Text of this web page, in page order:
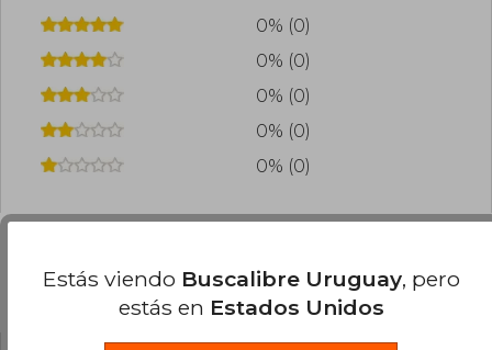
0% (0)
0% (0)
0% (0)
0% (0)
0% (0)
Preguntas frecuentes sobre el libro
Estás viendo Buscalibre Uruguay, pero
estás en Estados Unidos